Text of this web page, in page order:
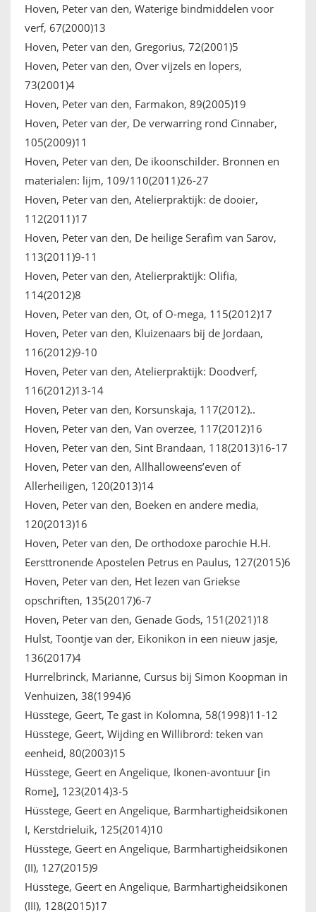
Hoven, Peter van den, Waterige bindmiddelen voor
verf, 67(2000)13
Hoven, Peter van den, Gregorius, 72(2001)5
Hoven, Peter van den, Over vijzels en lopers,
73(2001)4
Hoven, Peter van den, Farmakon, 89(2005)19
Hoven, Peter van der, De verwarring rond Cinnaber,
105(2009)11
Hoven, Peter van den, De ikoonschilder. Bronnen en
materialen: lijm, 109/110(2011)26-27
Hoven, Peter van den, Atelierpraktijk: de dooier,
112(2011)17
Hoven, Peter van den, De heilige Serafim van Sarov,
113(2011)9-11
Hoven, Peter van den, Atelierpraktijk: Olifia,
114(2012)8
Hoven, Peter van den, Ot, of O-mega, 115(2012)17
Hoven, Peter van den, Kluizenaars bij de Jordaan,
116(2012)9-10
Hoven, Peter van den, Atelierpraktijk: Doodverf,
116(2012)13-14
Hoven, Peter van den, Korsunskaja, 117(2012)..
Hoven, Peter van den, Van overzee, 117(2012)16
Hoven, Peter van den, Sint Brandaan, 118(2013)16-17
Hoven, Peter van den, Allhalloweens’even of
Allerheiligen, 120(2013)14
Hoven, Peter van den, Boeken en andere media,
120(2013)16
Hoven, Peter van den, De orthodoxe parochie H.H.
Eersttronende Apostelen Petrus en Paulus, 127(2015)6
Hoven, Peter van den, Het lezen van Griekse
opschriften, 135(2017)6-7
Hoven, Peter van den, Genade Gods, 151(2021)18
Hulst, Toontje van der, Eikonikon in een nieuw jasje,
136(2017)4
Hurrelbrinck, Marianne, Cursus bij Simon Koopman in
Venhuizen, 38(1994)6
Hüsstege, Geert, Te gast in Kolomna, 58(1998)11-12
Hüsstege, Geert, Wijding en Willibrord: teken van
eenheid, 80(2003)15
Hüsstege, Geert en Angelique, Ikonen-avontuur [in
Rome], 123(2014)3-5
Hüsstege, Geert en Angelique, Barmhartigheidsikonen
I, Kerstdrieluik, 125(2014)10
Hüsstege, Geert en Angelique, Barmhartigheidsikonen
(II), 127(2015)9
Hüsstege, Geert en Angelique, Barmhartigheidsikonen
(III), 128(2015)17